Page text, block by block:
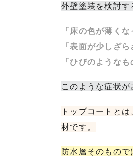
外壁塗装を検討
「床の色が薄くな
「表面が少しざら
「ひびのような
このような症状
トップコートと
材です。
防水層そのもの